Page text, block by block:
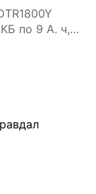
по 9 А. ч,